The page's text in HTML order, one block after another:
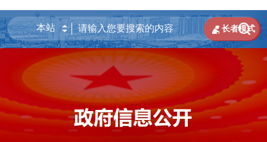

 长者模式